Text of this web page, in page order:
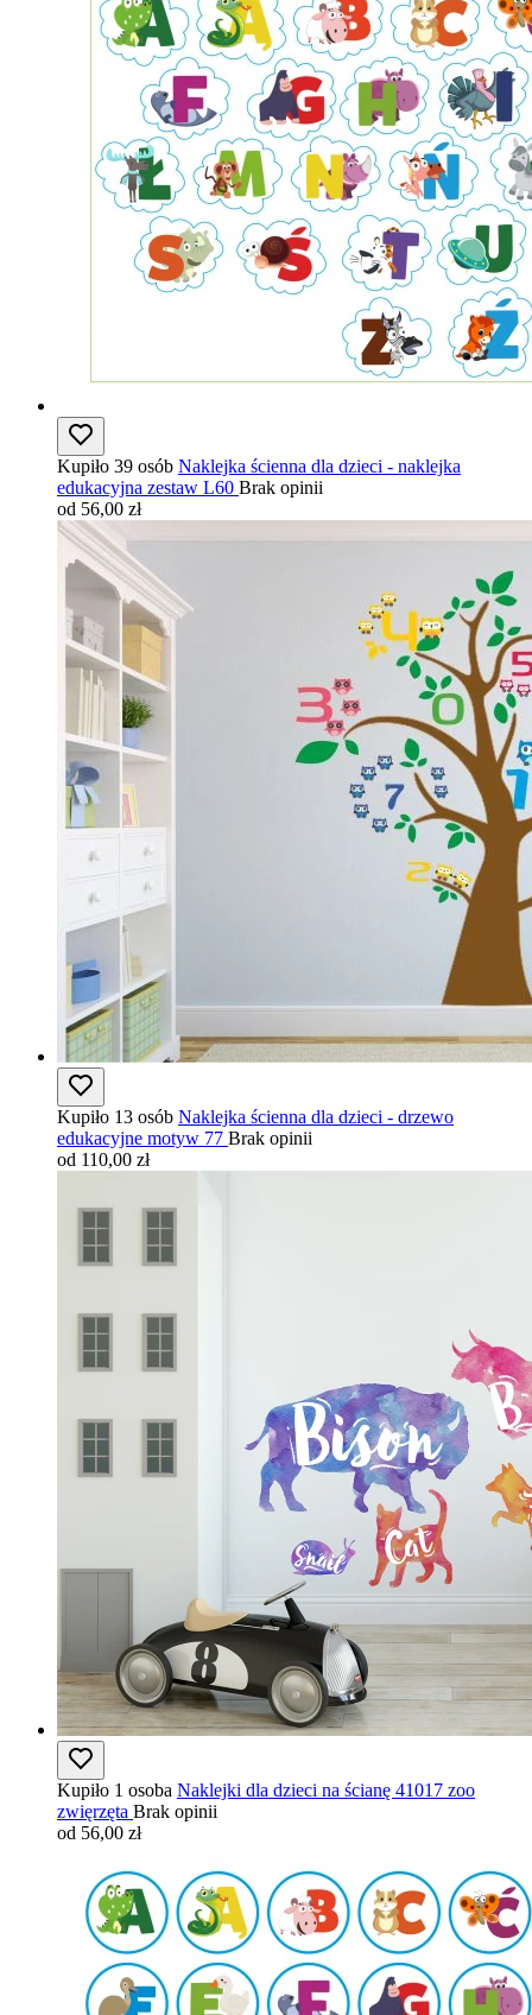
Kupiło 39 osób Naklejka ścienna dla dzieci - naklejka
edukacyjna zestaw L60 Brak opinii
od 56,00 zł
Kupiło 13 osób Naklejka ścienna dla dzieci - drzewo
edukacyjne motyw 77 Brak opinii
od 110,00 zł
Kupiło 1 osoba Naklejki dla dzieci na ścianę 41017 zoo
zwięrzęta Brak opinii
od 56,00 zł